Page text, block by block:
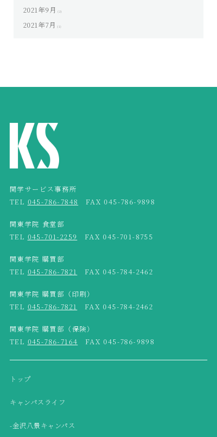
2021年9月 (2)
2021年7月 (1)
関学サービス事務所
TEL 045-786-7848 FAX 045-786-9898
関東学院 食堂部
TEL 045-701-2259 FAX 045-701-8755
関東学院 購買部
TEL 045-786-7821 FAX 045-784-2462
関東学院 購買部（印刷）
TEL 045-786-7821 FAX 045-784-2462
関東学院 購買部（保険）
TEL 045-786-7164 FAX 045-786-9898
トップ
キャンパスライフ
-金沢八景キャンパス